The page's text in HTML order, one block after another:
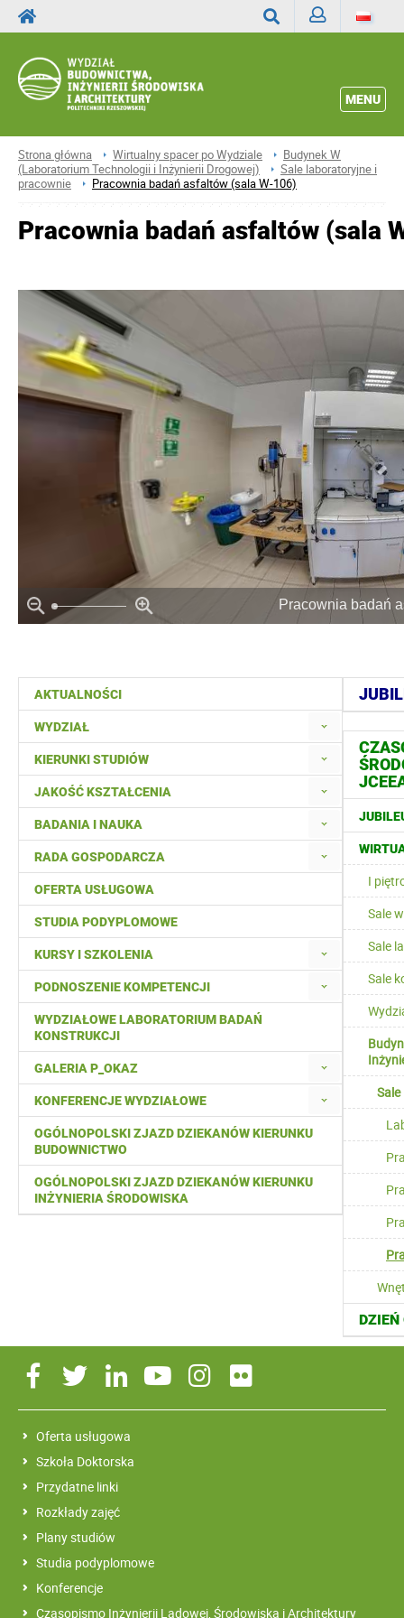
MENU
Strona główna Wirtualny spacer po Wydziale
Budynek W
(Laboratorium Technologii i Inżynierii Drogowej)
Sale laboratoryjne i
pracownie
Pracownia badań asfaltów (sala W-106)
AKTUALNOŚCI
WYDZIAŁ
KIERUNKI STUDIÓW
JAKOŚĆ KSZTAŁCENIA
BADANIA I NAUKA
RADA GOSPODARCZA
OFERTA USŁUGOWA
STUDIA PODYPLOMOWE
KURSY I SZKOLENIA
PODNOSZENIE KOMPETENCJI
WYDZIAŁOWE LABORATORIUM BADAŃ
KONSTRUKCJI
GALERIA P_OKAZ
KONFERENCJE WYDZIAŁOWE
OGÓLNOPOLSKI ZJAZD DZIEKANÓW KIERUNKU
BUDOWNICTWO
OGÓLNOPOLSKI ZJAZD DZIEKANÓW KIERUNKU
INŻYNIERIA ŚRODOWISKA
I
Sale
Sale
Sale
DZIEŃ
Pracownia badań asfaltów (sala
Pracownia badań
Oferta usługowa
Szkoła Doktorska
Przydatne linki
Rozkłady zajęć
Plany studiów
Studia podyplomowe
Konferencje
Czasopismo Inżynierii Lądowej, Środowiska i Architektury